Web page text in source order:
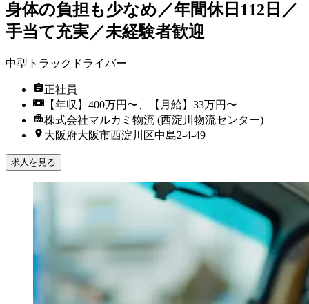
身体の負担も少なめ／年間休日112日／
手当て充実／未経験者歓迎
中型トラックドライバー
正社員
【年収】400万円〜、【月給】33万円〜
株式会社マルカミ物流 (西淀川物流センター)
大阪府大阪市西淀川区中島2-4-49
求人を見る